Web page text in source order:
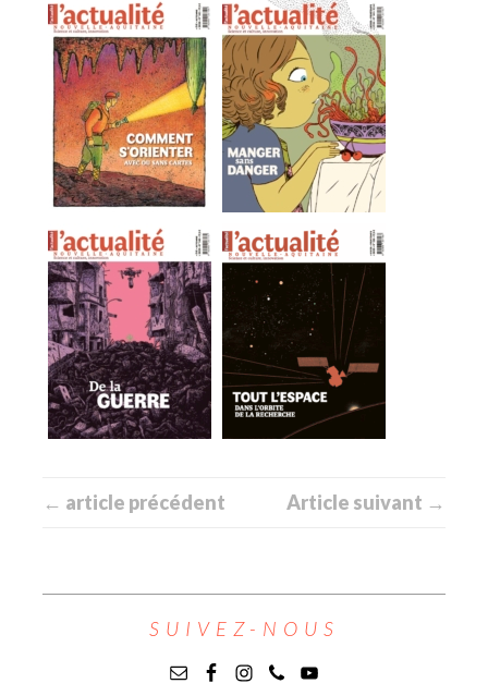
← article précédent Article suivant →
SUIVEZ-NOUS